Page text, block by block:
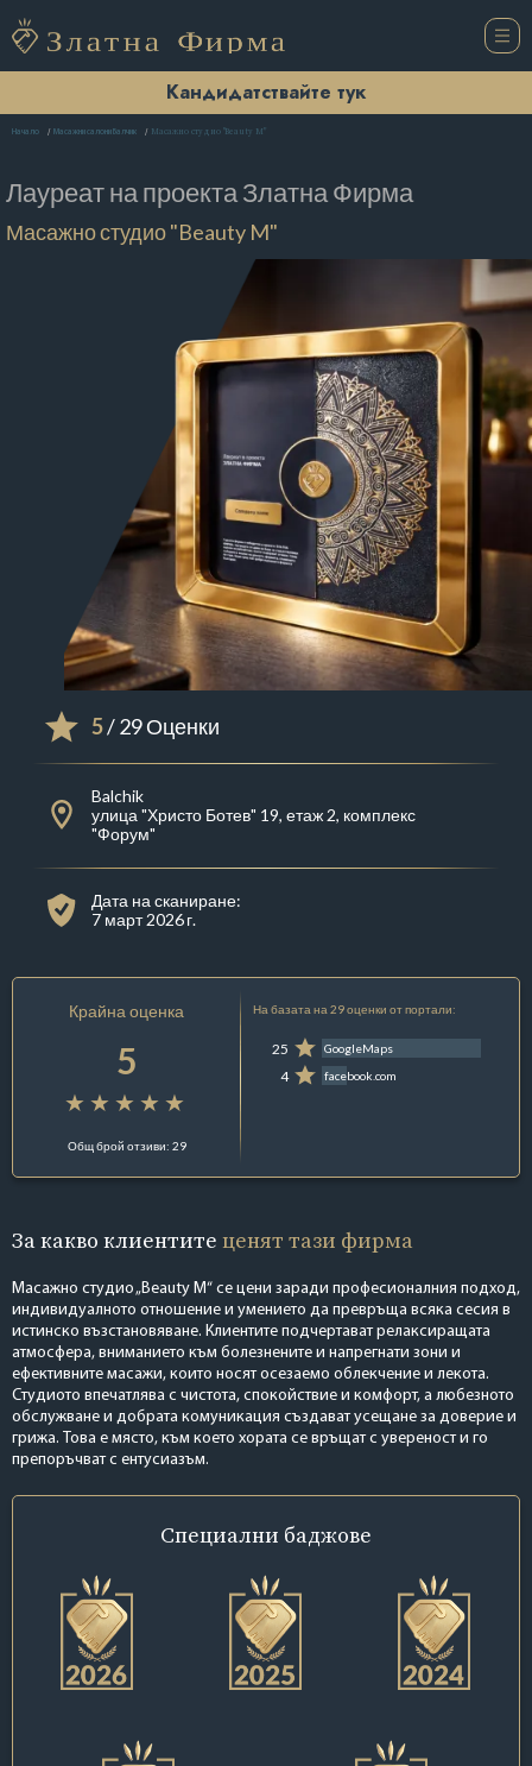
Кандидатствайте тук
Начало Масажни салони Балчик Масажно студио "Beauty M"
Лауреат на проектаЗлатна Фирма
Масажно студио "Beauty M"
5/ 29 Оценки
Balchik
улица "Христо Ботев" 19, етаж 2, комплекс
"Форум"
Дата на сканиране:
7 март 2026 г.
Крайна оценка
5
Общ брой отзиви: 29
На базата на 29 оценки от портали:
25 GoogleMaps
4 facebook.com
За какво клиентите ценят тази фирма
Масажно студио „Beauty M“ се цени заради професионалния подход,
индивидуалното отношение и умението да превръща всяка сесия в
истинско възстановяване. Клиентите подчертават релаксиращата
атмосфера, вниманието към болезнените и напрегнати зони и
ефективните масажи, които носят осезаемо облекчение и лекота.
Студиото впечатлява с чистота, спокойствие и комфорт, а любезното
обслужване и добрата комуникация създават усещане за доверие и
грижа. Това е място, към което хората се връщат с увереност и го
препоръчват с ентусиазъм.
Специални баджове